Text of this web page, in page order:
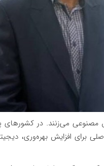
مصنوعی می‌زنند. در
برای افزایش بهره‌وری،